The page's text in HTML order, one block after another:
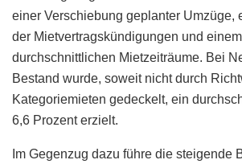
einer Verschiebung geplanter Umzüge,
der Mietvertragskündigungen und
durchschnittlichen Mietzeiträume. Bei
Bestand wurde, soweit nicht durch
Kategoriemieten gedeckelt, ein
6,6 Prozent erzielt.
Im Gegenzug dazu führe die steigende